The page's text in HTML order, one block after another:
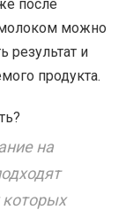
после
молоком можно
результат и
продукта.
на
которых